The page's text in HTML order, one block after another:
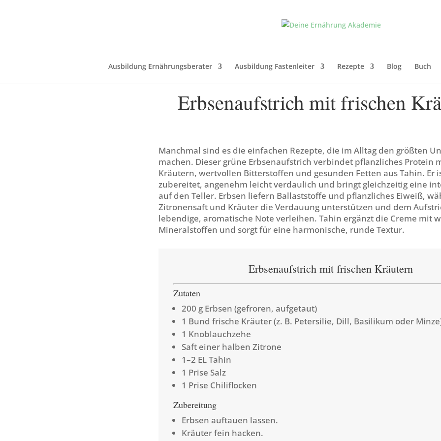
Ausbildung Ernährungsberater Ausbildung Fastenleiter Rezepte Blog Buch
Erbsenaufstrich mit frischen
Manchmal sind es die einfachen Rezepte, die im Alltag den größten
machen. Dieser grüne Erbsenaufstrich verbindet pflanzliches Protein
Kräutern, wertvollen Bitterstoffen und gesunden Fetten aus Tahin. Er
zubereitet, angenehm leicht verdaulich und bringt gleichzeitig eine
auf den Teller. Erbsen liefern Ballaststoffe und pflanzliches Eiweiß,
Zitronensaft und Kräuter die Verdauung unterstützen und dem
lebendige, aromatische Note verleihen. Tahin ergänzt die Creme mit
Mineralstoffen und sorgt für eine harmonische, runde Textur.
Erbsenaufstrich mit frischen Kräutern
Zutaten
200 g Erbsen (gefroren, aufgetaut)
1 Bund frische Kräuter (z. B. Petersilie, Dill, Basilikum oder
1 Knoblauchzehe
Saft einer halben Zitrone
1–2 EL Tahin
1 Prise Salz
1 Prise Chiliflocken
Zubereitung
Erbsen auftauen lassen.
Kräuter fein hacken.